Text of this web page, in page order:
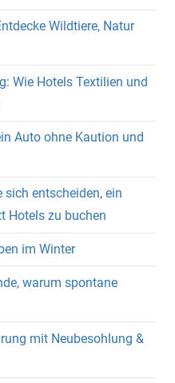
Wildtiere, Natur
Wie Hotels Textilien und
Auto ohne Kaution und
sich entscheiden, ein
Hotels zu buchen
im Winter
warum spontane
mit Neubesohlung &